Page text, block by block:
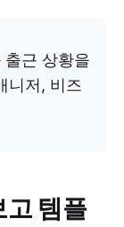
근 상황을
니저, 비즈
고 템플